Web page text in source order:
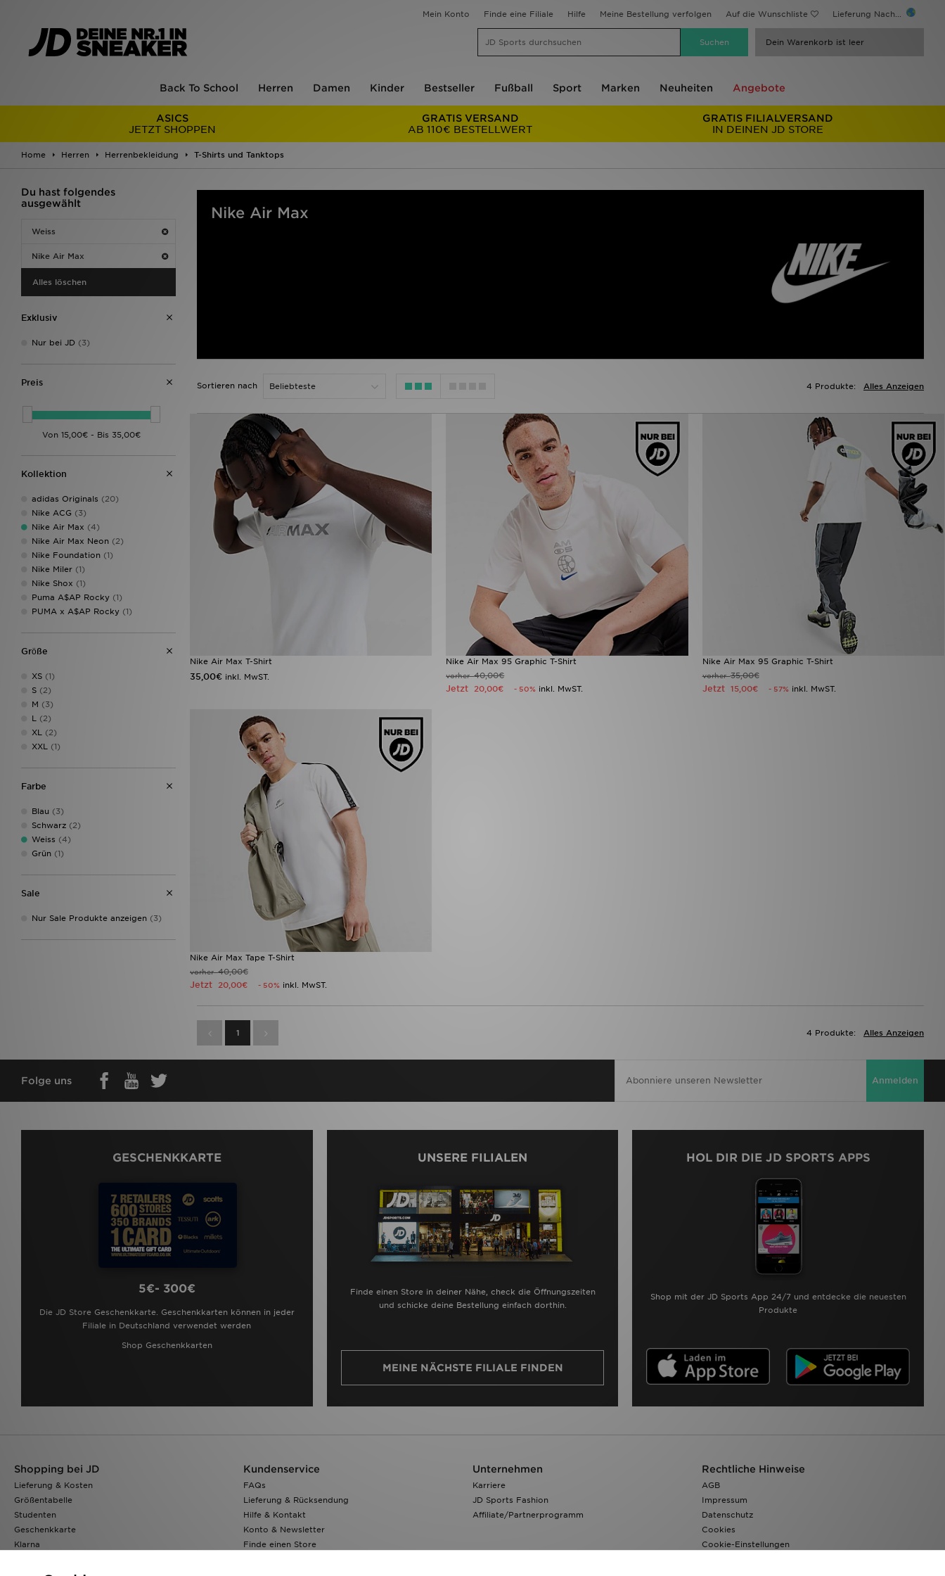
Mein Konto Finde eine Filiale Hilfe Meine Bestellung verfolgen Auf die Wunschliste Lieferung Nach...
Dein Warenkorb ist leer
Back To School Herren Damen Kinder Bestseller Fußball Sport Marken Neuheiten Angebote
ASICS
JETZT SHOPPEN
GRATIS VERSAND
AB 110€ BESTELLWERT
GRATIS FILIALVERSAND
IN DEINEN JD STORE
Home Herren Herrenbekleidung T-Shirts und Tanktops
Du hast folgendes
ausgewählt
Weiss
Nike Air Max
Alles löschen
Exklusiv
Nur bei JD (3)
Preis
Kollektion
adidas Originals (20)
Nike ACG (3)
Nike Air Max (4)
Nike Air Max Neon (2)
Nike Foundation (1)
Nike Miler (1)
Nike Shox (1)
Puma A$AP Rocky (1)
PUMA x A$AP Rocky (1)
Grӧße
XS (1)
S (2)
M (3)
L
(2)
XL
(2)
XXL
(1)
Farbe
Blau (3)
Schwarz (2)
Weiss (4)
Grün (1)
Sale
Nur Sale Produkte anzeigen (3)
Nike Air Max
Sortieren nach Alles Anzeigen
4 Produkte:
Nike Air Max T-Shirt
35,00€ inkl. MwST.
Nike Air Max 95 Graphic T-Shirt
vorher40,00€
Jetzt20,00€ - 50% inkl. MwST.
Nike Air Max 95 Graphic T-Shirt
vorher35,00€
Jetzt 15,00€ - 57% inkl. MwST.
Nike Air Max Tape T-Shirt
vorher40,00€
Jetzt 20,00€ - 50% inkl. MwST.
1 Alles Anzeigen
4 Produkte:
Folge uns Anmelden
GESCHENKKARTE
5€- 300€
Die JD Store Geschenkkarte. Geschenkkarten können in jeder
Filiale in Deutschland verwendet werden
Shop Geschenkkarten
UNSERE FILIALEN
Finde einen Store in deiner Nähe, check die Öffnungszeiten
und schicke deine Bestellung einfach dorthin.
MEINE NÄCHSTE FILIALE FINDEN
HOL DIR DIE JD SPORTS APPS
Shop mit der JD Sports App 24/7 und entdecke die neuesten
Produkte
Shopping bei JD
Lieferung & Kosten
Größentabelle
Studenten
Geschenkkarte
Klarna
JD Blog
Kundenservice
FAQs
Lieferung & Rücksendung
Hilfe & Kontakt
Konto & Newsletter
Finde einen Store
Unternehmen
Karriere
JD Sports Fashion
Affiliate/Partnerprogramm
Rechtliche Hinweise
AGB
Impressum
Datenschutz
Cookies
Cookie-Einstellungen